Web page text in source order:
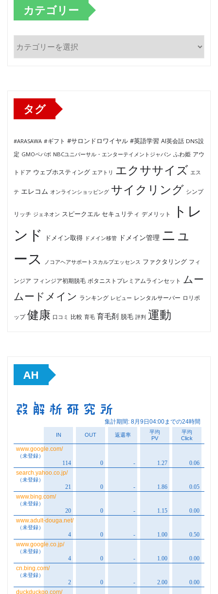
カテゴリー
テ
タグ
#ARASAWA #ギフト #サロンドロワイヤル #英語学習 AI英会話 DNS設
定 GMOペパボ NBCユニバーサル・エンターテイメントジャパン ふわ姫 アウ
トドア ウェブホスティング エアトリ エクササイズ エス
テ エレコム オンラインショッピング サイクリング シンプ
リッチ ジェネオン スピークエル セキュリティ デメリット
トレ
ンド
ドメイン取得 ドメイン移管 ドメイン管理 ニュ
ース
ノコアヘアサポートスカルプエッセンス ファクタリング フィ
ンジア フィンジア初期脱毛 ボタニストプレミアムラインセット ムー
ムードメイン ランキング レビュー レンタルサーバー ロリポ
ップ 健康 口コミ 比較 育毛 育毛剤 脱毛 評判 運動
AH